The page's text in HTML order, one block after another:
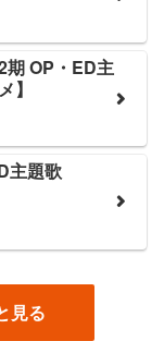
期 OP・ED主
】
主題歌
見る